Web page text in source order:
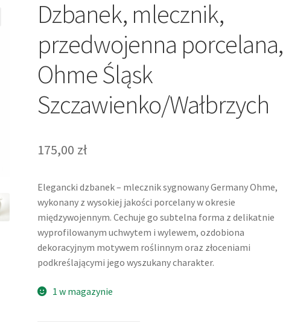
Dzbanek, mlecznik,
przedwojenna porcelana,
Ohme Śląsk
Szczawienko/Wałbrzych
175,00 zł
Elegancki dzbanek – mlecznik sygnowany Germany Ohme,
wykonany z wysokiej jakości porcelany w okresie
międzywojennym. Cechuje go subtelna forma z delikatnie
wyprofilowanym uchwytem i wylewem, ozdobiona
dekoracyjnym motywem roślinnym oraz złoceniami
podkreślającymi jego wyszukany charakter.
1 w magazynie